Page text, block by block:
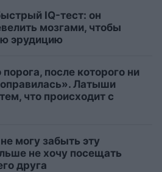
IQ-тест: он
мозгами, чтобы
эрудицию
после которого ни
Латыши
что происходит с
могу забыть эту
не хочу посещать
друга